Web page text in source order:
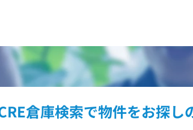
倉庫検索で物件をお探し